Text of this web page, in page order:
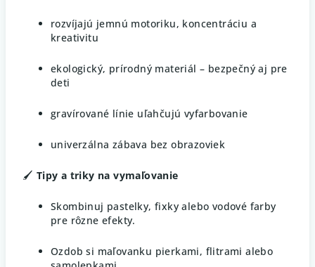
rozvíjajú jemnú motoriku, koncentráciu a
kreativitu
ekologický, prírodný materiál – bezpečný aj pre
deti
gravírované línie uľahčujú vyfarbovanie
univerzálna zábava bez obrazoviek
🖌️ Tipy a triky na vymaľovanie
Skombinuj pastelky, fixky alebo vodové farby
pre rôzne efekty.
Ozdob si maľovanku pierkami, flitrami alebo